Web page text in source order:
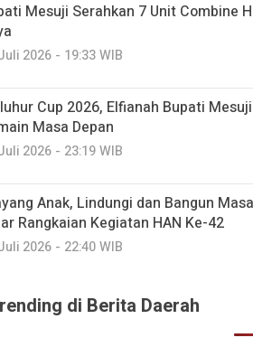
Mesuji Serahkan 7 Unit Combine
2026 - 19:33 WIB
Cup 2026, Elfianah Bupati
Masa Depan
2026 - 23:19 WIB
Anak, Lindungi dan Bangun
Rangkaian Kegiatan HAN Ke-42
2026 - 22:40 WIB
di Berita Daerah